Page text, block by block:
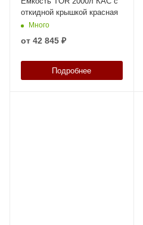
откидной крышкой красная
Много
от 42 845 ₽
Подробнее